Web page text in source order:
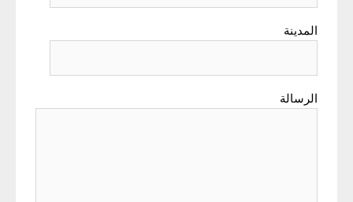
المدينة
الرسالة